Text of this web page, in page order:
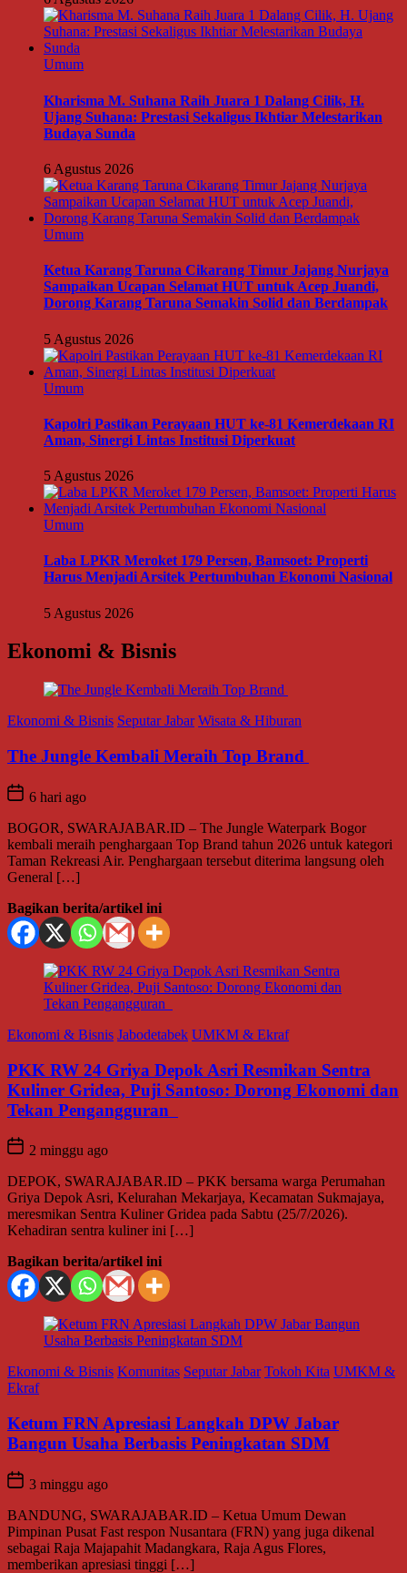
Umum
Kharisma M. Suhana Raih Juara 1 Dalang Cilik, H.
Ujang Suhana: Prestasi Sekaligus Ikhtiar Melestarikan
Budaya Sunda
6 Agustus 2026
Umum
Ketua Karang Taruna Cikarang Timur Jajang Nurjaya
Sampaikan Ucapan Selamat HUT untuk Acep Juandi,
Dorong Karang Taruna Semakin Solid dan Berdampak
5 Agustus 2026
Umum
Kapolri Pastikan Perayaan HUT ke-81 Kemerdekaan RI
Aman, Sinergi Lintas Institusi Diperkuat
5 Agustus 2026
Umum
Laba LPKR Meroket 179 Persen, Bamsoet: Properti
Harus Menjadi Arsitek Pertumbuhan Ekonomi Nasional
5 Agustus 2026
Ekonomi & Bisnis
Ekonomi & Bisnis Seputar Jabar Wisata & Hiburan
The Jungle Kembali Meraih Top Brand
6 hari ago
BOGOR, SWARAJABAR.ID – The Jungle Waterpark Bogor
kembali meraih penghargaan Top Brand tahun 2026 untuk kategori
Taman Rekreasi Air. Penghargaan tersebut diterima langsung oleh
General […]
Bagikan berita/artikel ini
Ekonomi & Bisnis Jabodetabek UMKM & Ekraf
PKK RW 24 Griya Depok Asri Resmikan Sentra
Kuliner Gridea, Puji Santoso: Dorong Ekonomi dan
Tekan Pengangguran
2 minggu ago
DEPOK, SWARAJABAR.ID – PKK bersama warga Perumahan
Griya Depok Asri, Kelurahan Mekarjaya, Kecamatan Sukmajaya,
meresmikan Sentra Kuliner Gridea pada Sabtu (25/7/2026).
Kehadiran sentra kuliner ini […]
Bagikan berita/artikel ini
Ekonomi & Bisnis Komunitas Seputar Jabar Tokoh Kita UMKM &
Ekraf
Ketum FRN Apresiasi Langkah DPW Jabar
Bangun Usaha Berbasis Peningkatan SDM
3 minggu ago
BANDUNG, SWARAJABAR.ID – Ketua Umum Dewan
Pimpinan Pusat Fast respon Nusantara (FRN) yang juga dikenal
sebagai Raja Majapahit Madangkara, Raja Agus Flores,
memberikan apresiasi tinggi […]